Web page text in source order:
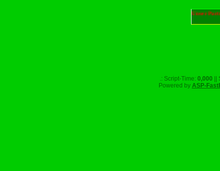
.: Script-Time: 0,000
Powered by ASP-